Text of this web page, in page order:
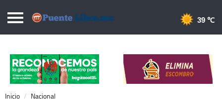
Puentelibre.mx
Local
Nacional
Opinión
39 ℃
Inicio Nacional